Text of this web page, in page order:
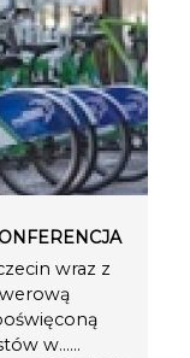
wraz z
w…...